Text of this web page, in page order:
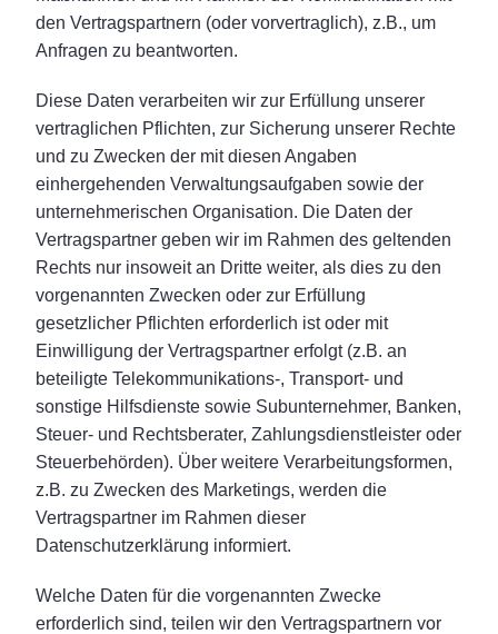
den Vertragspartnern (oder vorvertraglich), z.B., um
Anfragen zu beantworten.
Diese Daten verarbeiten wir zur Erfüllung unserer
vertraglichen Pflichten, zur Sicherung unserer Rechte
und zu Zwecken der mit diesen Angaben
einhergehenden Verwaltungsaufgaben sowie der
unternehmerischen Organisation. Die Daten der
Vertragspartner geben wir im Rahmen des geltenden
Rechts nur insoweit an Dritte weiter, als dies zu den
vorgenannten Zwecken oder zur Erfüllung
gesetzlicher Pflichten erforderlich ist oder mit
Einwilligung der Vertragspartner erfolgt (z.B. an
beteiligte Telekommunikations-, Transport- und
sonstige Hilfsdienste sowie Subunternehmer, Banken,
Steuer- und Rechtsberater, Zahlungsdienstleister oder
Steuerbehörden). Über weitere Verarbeitungsformen,
z.B. zu Zwecken des Marketings, werden die
Vertragspartner im Rahmen dieser
Datenschutzerklärung informiert.
Welche Daten für die vorgenannten Zwecke
erforderlich sind, teilen wir den Vertragspartnern vor